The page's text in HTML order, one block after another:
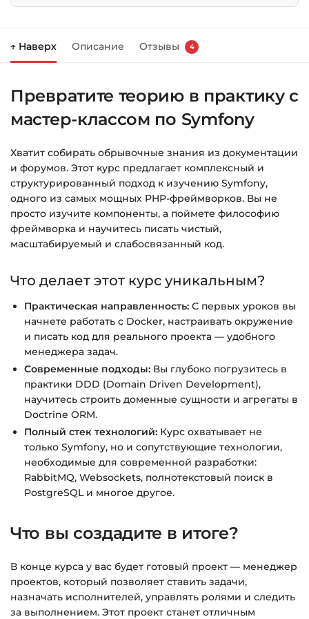
Справа появится корзина — нажмите
Заполните все поля (почта и пароль).
Оплатите удобным способом (более 8
После оплаты появится страница
благодарности с кнопкой«Перейти к
загрузкам». Нажмите её — и откроется
страница с курсами.
Дополнительно ссылка на курс придёт вам
времени.
Подробнее об оплате и безопасности — в
справке >>>
Вопросы?Пишите наinfo@siluette.com.uaили в
чат на сайте.
↑ Наверх Описание Отзывы 4
Превратите теорию в практику с
мастер-классом по Symfony
Хватит собирать обрывочные знания из документации
и форумов. Этот курс предлагает комплексный и
структурированный подход к изучению Symfony,
одного из самых мощных PHP-фреймворков. Вы не
просто изучите компоненты, а поймете философию
фреймворка и научитесь писать чистый,
масштабируемый и слабосвязанный код.
Что делает этот курс уникальным?
Практическая направленность: С первых уроков вы
начнете работать с Docker, настраивать окружение
и писать код для реального проекта — удобного
менеджера задач.
Современные подходы: Вы глубоко погрузитесь в
практики DDD (Domain Driven Development),
научитесь строить доменные сущности и агрегаты в
Doctrine ORM.
Полный стек технологий: Курс охватывает не
только Symfony, но и сопутствующие технологии,
необходимые для современной разработки:
RabbitMQ, Websockets, полнотекстовый поиск в
PostgreSQL и многое другое.
Что вы создадите в итоге?
В конце курса у вас будет готовый проект — менеджер
проектов, который позволяет ставить задачи,
назначать исполнителей, управлять ролями и следить
за выполнением. Этот проект станет отличным